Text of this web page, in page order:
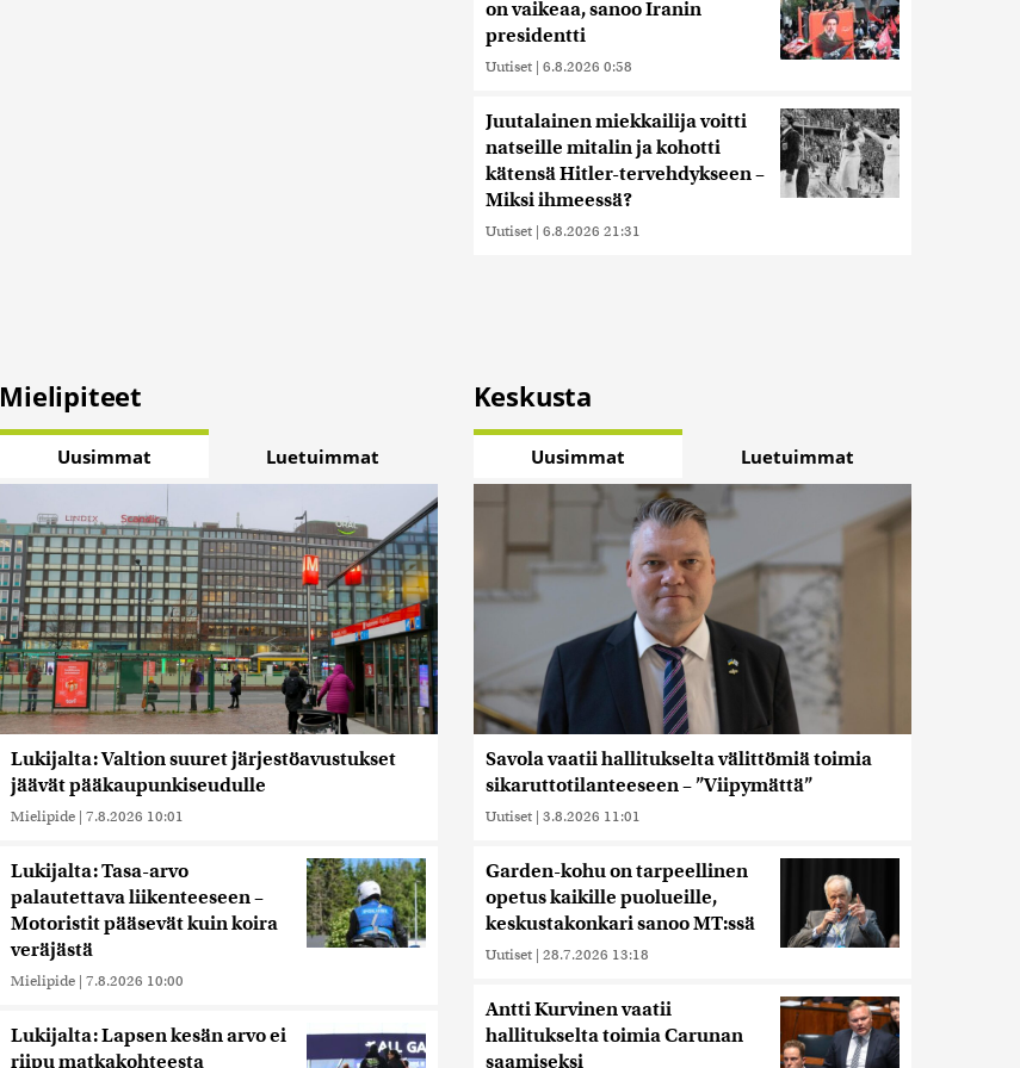
on vaikeaa, sanoo Iranin
presidentti
Uutiset | 6.8.2026 0:58
Juutalainen miekkailija voitti
natseille mitalin ja kohotti
kätensä Hitler-tervehdykseen –
Miksi ihmeessä?
Uutiset | 6.8.2026 21:31
Mielipiteet
Uusimmat Luetuimmat
Lukijalta: Valtion suuret järjestöavustukset
jäävät pääkaupunkiseudulle
Mielipide | 7.8.2026 10:01
Lukijalta: Tasa-arvo
palautettava liikenteeseen –
Motoristit pääsevät kuin koira
veräjästä
Mielipide | 7.8.2026 10:00
Lukijalta: Lapsen kesän arvo ei
riipu matkakohteesta
Keskusta
Uusimmat Luetuimmat
Savola vaatii hallitukselta välittömiä toimia
sikaruttotilanteeseen – ”Viipymättä”
Uutiset | 3.8.2026 11:01
Garden-kohu on tarpeellinen
opetus kaikille puolueille,
keskustakonkari sanoo MT:ssä
Uutiset | 28.7.2026 13:18
Antti Kurvinen vaatii
hallitukselta toimia Carunan
saamiseksi